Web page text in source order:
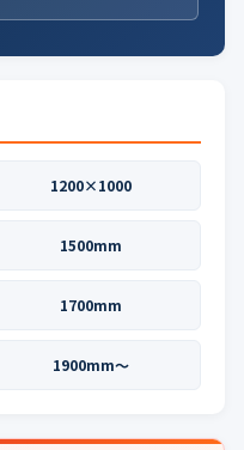
1200×1000
1500mm
1700mm
1900mm〜